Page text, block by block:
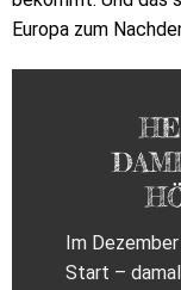
Europa zum
Im
Start –